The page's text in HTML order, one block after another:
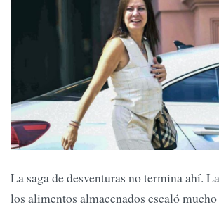
La saga de desventuras no termina ahí.
los alimentos almacenados escaló